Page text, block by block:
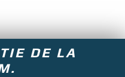
DE LA